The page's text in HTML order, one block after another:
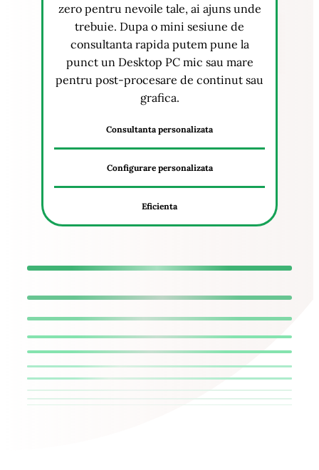
zero pentru nevoile tale, ai ajuns unde
trebuie. Dupa o mini sesiune de
consultanta rapida putem pune la
punct un Desktop PC mic sau mare
pentru post-procesare de continut sau
grafica.
Consultanta personalizata
Configurare personalizata
Eficienta